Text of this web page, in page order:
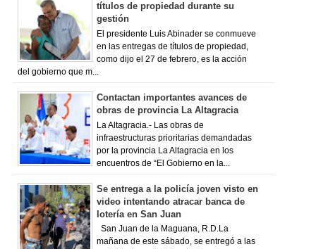
títulos de propiedad durante su
gestión
El presidente Luis Abinader se conmueve
en las entregas de títulos de propiedad,
como dijo el 27 de febrero, es la acción
del gobierno que m...
Contactan importantes avances de
obras de provincia La Altagracia
La Altagracia.- Las obras de
infraestructuras prioritarias demandadas
por la provincia La Altagracia en los
encuentros de “El Gobierno en la...
Se entrega a la policía joven visto en
video intentando atracar banca de
lotería en San Juan
San Juan de la Maguana, R.D.La
mañana de este sábado, se entregó a las